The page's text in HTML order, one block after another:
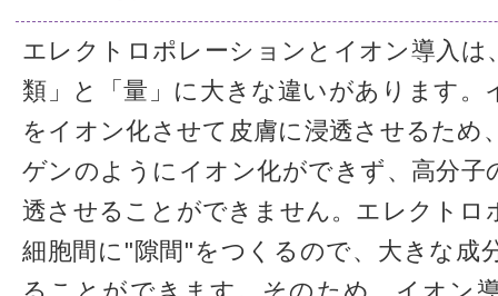
エレクトロポレーションとイオン導入は
類」と「量」に大きな違いがあります。
をイオン化させて皮膚に浸透させるため
ゲンのようにイオン化ができず、高分子
透させることができません。エレクトロ
細胞間に"隙間"をつくるので、大きな成